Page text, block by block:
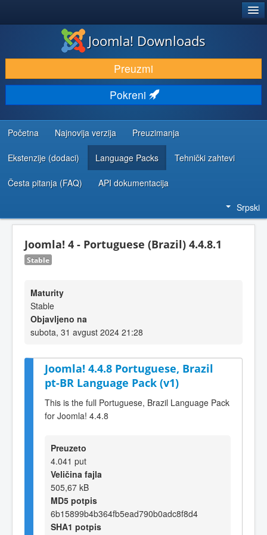
PREUZIMANJE I PROŠIRENJA (EKSTENZIJE)
OTKRIJTE I NAUČITE
ZAJEDNICA I PODRŠKA
RESURSI ZA RAZVOJ
Joomla! Downloads
Preuzmi
Pokreni
Početna Najnovija verzija Preuzimanja
Ekstenzije (dodaci) Language Packs Tehnički zahtevi
Česta pitanja (FAQ) API dokumentacija
Srpski
Joomla! 4 - Portuguese (Brazil) 4.4.8.1
Stable
Maturity
Stable
Objavljeno na
subota, 31 avgust 2024 21:28
Joomla! 4.4.8 Portuguese, Brazil
pt-BR Language Pack (v1)
This is the full Portuguese, Brazil Language Pack
for Joomla! 4.4.8
Preuzeto
4.041 put
Veličina fajla
505,67 kB
MD5 potpis
6b15899b4b364fb5ead790b0adc8f8d4
SHA1 potpis